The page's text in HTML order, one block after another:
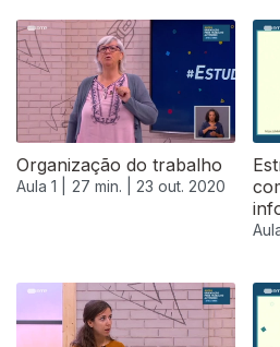
Organização do trabalho
Aula 1 | 27 min. | 23 out. 2020